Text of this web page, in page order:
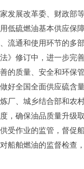
发展改革委、财政部
低硫燃油基本供应保
流通和使用环节的多
》修订中，进一步完
的质量、安全和环保
好全国全面供应硫含
厂、城乡结合部和农
，确保油品质量升级
受作业的监管，督促
船舶燃油的监督检查